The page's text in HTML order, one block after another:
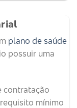
plano de saúde
possuir uma
contratação
mínimo